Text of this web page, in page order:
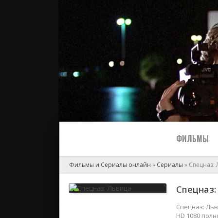
ФИЛЬМЫ
2024
Фильмы и Сериалы онлайн » Сериалы » Спецназ:
Спецназ:
HD 1080